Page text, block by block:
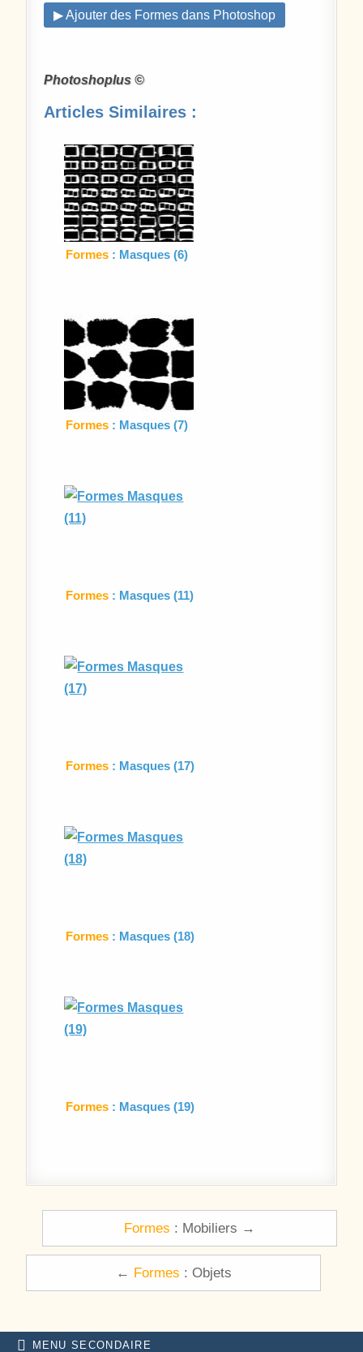
▶ Ajouter des Formes dans Photoshop
Photoshoplus ©
Articles Similaires :
Formes : Masques (6)
Formes : Masques (7)
Formes : Masques (11)
Formes : Masques (17)
Formes : Masques (18)
Formes : Masques (19)
Navigation de l’article
Formes : Mobiliers →
← Formes : Objets
MENU SECONDAIRE